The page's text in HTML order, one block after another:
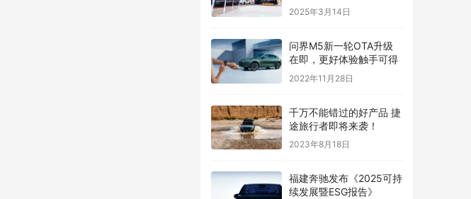
2025年3月14日
问界M5新一轮OTA升级
在即，更好体验触手可得
2022年11月28日
千万不能错过的好产品 捷
途旅行者即将来袭！
2023年8月18日
福建奔驰发布《2025可持
续发展暨ESG报告》